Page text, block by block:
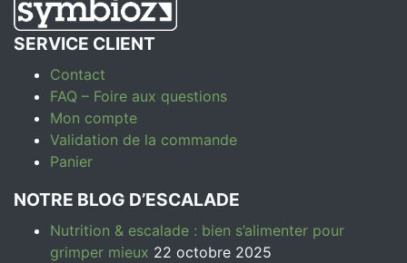
SERVICE CLIENT
Contact
FAQ – Foire aux questions
Mon compte
Validation de la commande
Panier
NOTRE BLOG D’ESCALADE
Nutrition & escalade : bien s’alimenter pour
grimper mieux 22 octobre 2025